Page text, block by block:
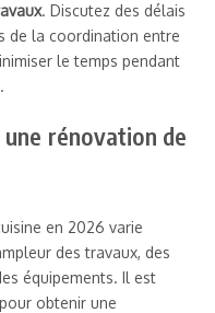
. Discutez des délais
de la coordination entre
le temps pendant
rénovation de
en 2026 varie
des travaux, des
équipements. Il est
obtenir une